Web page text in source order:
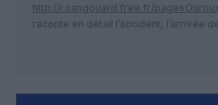
http://r.sangouard.free.fr/
raconte en détail l’accident, l’arrivée